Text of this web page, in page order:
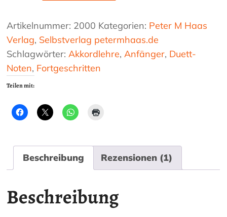
Tasten
–
Harmonielehre
für
Akkordeon
Artikelnummer: 2000 Kategorien: Peter M Haas
Verlag, Selbstverlag petermhaas.de
Schlagwörter:Akkordlehre,Anfänger, Duett-
Noten, Fortgeschritten
Teilen mit:
Beschreibung Rezensionen (1)
Beschreibung